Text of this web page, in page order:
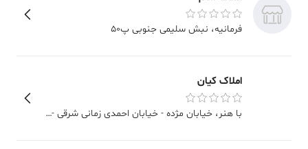
فرمانیه، نبش سلیمی جنوبی پ50
املاک کیان
با هنر ، خیابان مژده - خیابان احمدی زمانی شرقی - بالای پرشین سنتر